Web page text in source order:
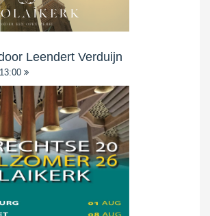
Leendert Verduijn